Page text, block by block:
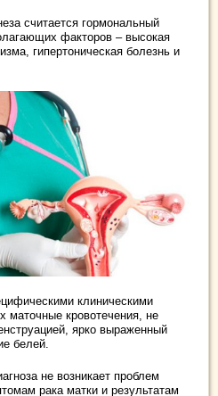
считается гормональный
факторов – высокая
гипертоническая болезнь и
клиническими
маточные кровотечения, не
ярко выраженный
белей.
не возникает проблем
рака матки и результатам